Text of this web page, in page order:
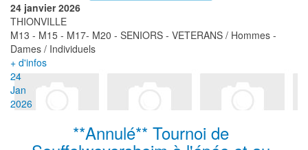
24 janvier 2026
THIONVILLE
M13 - M15 - M17- M20 - SENIORS - VETERANS / Hommes -
Dames / Individuels
+ d'infos
24
Jan
2026
**Annulé** Tournoi de